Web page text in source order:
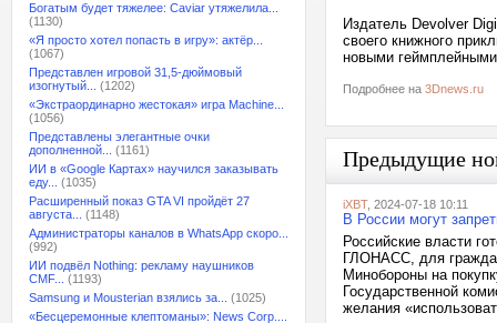
Богатым будет тяжелее: Caviar утяжелила...
(1130)
«Я просто хотел попасть в игру»: актёр...
(1067)
Представлен игровой 31,5-дюймовый
изогнутый...
(1202)
«Экстраординарно жестокая» игра Machine...
(1056)
Представлены элегантные очки
дополненной...
(1161)
ИИ в «Google Картах» научился заказывать
еду...
(1035)
Расширенный показ GTA VI пройдёт 27
августа...
(1148)
Администраторы каналов в WhatsApp скоро...
(992)
ИИ подвёл Nothing: рекламу наушников
CMF...
(1193)
Samsung и Mousterian взялись за...
(1025)
«Бесцеремонные клептоманы»: News Corp....
Издатель Devolver
своего книжного
новыми
Подробнее на 3Dnews.ru
Предыдущие
iXBT, 2024-07-18 10:11
В России могут
Российские власти
ГЛОНАСС, для
Минобороны на
Государственной
желания